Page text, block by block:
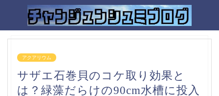
アクアリウム
サザエ石巻貝のコケ取り効果と
は？緑藻だらけの90cm水槽に投入